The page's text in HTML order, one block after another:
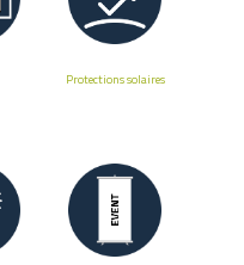
Protections solaires